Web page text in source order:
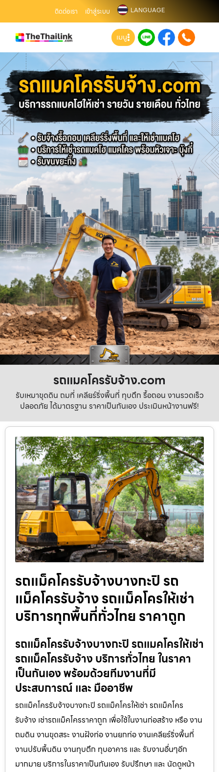
ติดต่อเรา เข้าสู่ระบบ LANGUAGE
เมนู
รถแมคโครรับจ้าง.com
รับเหมาขุดดิน ถมที่ เคลียร์ริ่งพื้นที่ ทุบตึก รื้อถอน งานรวดเร็ว
ปลอดภัย ได้มาตรฐาน ราคาเป็นกันเอง ประเมินหน้างานฟรี!
รถแม็คโครรับจ้างบางกะปิ รถ
แม็คโครรับจ้าง รถแม็คโครให้เช่า
บริการทุกพื้นที่ทั่วไทย ราคาถูก
รถแม็คโครรับจ้างบางกะปิ รถแมคโครให้เช่า
รถแม็คโครรับจ้าง บริการทั่วไทย ในราคา
เป็นกันเอง พร้อมด้วยทีมงานที่มี
ประสบการณ์ และ มืออาชีพ
รถแม็คโครรับจ้างบางกะปิ รถแม็คโครให้เช่า รถแม็คโคร
รับจ้าง เช่ารถแม็คโครราคาถูก เพื่อใช้ในงานก่อสร้าง หรือ งาน
ถมดิน งานขุดสระ งานฝังท่อ งานยกท่อ งานเคลียร์ริ่งพื้นที่
งานปรับพื้นดิน งานทุบตึก ทุบอาคาร และ รับงานอื่นๆอีก
มากมาย บริการในราคาเป็นกันเอง รับปรึกษา และ นัดดูหน้า